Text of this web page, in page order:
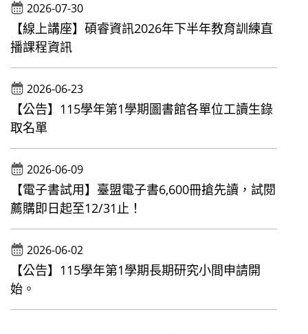
2026-07-30
【線上講座】碩睿資訊2026年下半年教育訓練直
播課程資訊
2026-06-23
【公告】115學年第1學期圖書館各單位工讀生錄
取名單
2026-06-09
【電子書試用】臺盟電子書6,600冊搶先讀，試閱
薦購即日起至12/31止！
2026-06-02
【公告】115學年第1學期長期研究小間申請開
始。